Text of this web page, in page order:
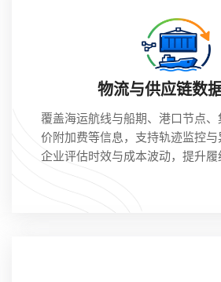
物流与供应链数
覆盖海运航线与船期、港口节点
价附加费等信息，支持轨迹监控
企业评估时效与成本波动，提升履